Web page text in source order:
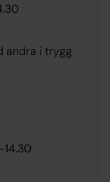
andra i trygg
14.30